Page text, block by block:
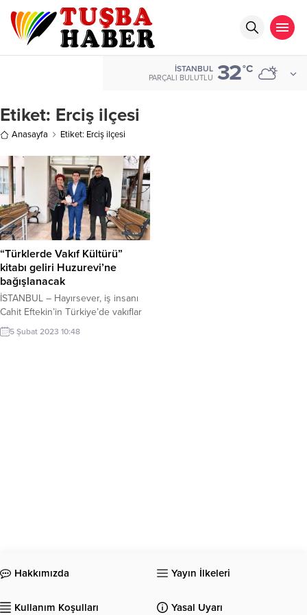
İSTANBUL
PARÇALI BULUTLU 32°C
Etiket: Erciş ilçesi
Anasayfa Etiket: Erciş ilçesi
“Türklerde Vakıf Kültürü”
kitabı geliri Huzurevi’ne
bağışlanacak
İSTANBUL – Hayırsever, iş insanı
Cahit Eftekin’in Türkiye’de vakıflar
kültürünü anlattığı kitap
okuyucularla buluştu. İstanbul ve
5 Şubat 2023 10:48
Hakkımızda Yayın İlkeleri
Kullanım Koşulları Yasal Uyarı